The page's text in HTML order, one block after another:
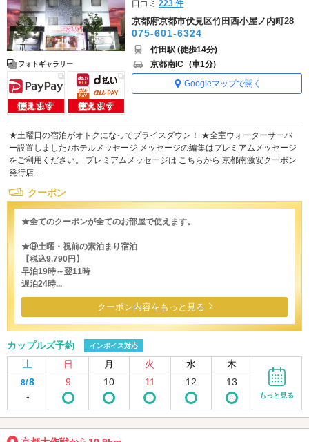
フォトギャラリー
口コミ223 件
京都府京都市伏見区竹田西小屋ノ内町28
075-601-6324
竹田駅 (徒歩14分)
京都南IC (車1分)
Googleマップで開く
★土曜日の宿泊がオトクになってプライスダウン！ ★全室ウォーターサーバ
ー設置しました♪ホテルメッセージ メッセージの編集はプレミアムメッセージ
をご利用ください。 プレミアムメッセージは こちらから 京都南激安クーポン
発行店...
クーポン
★全てのクーポンが全てのお部屋で使えます。
★⑨土曜・祝前の素泊まり宿泊
【税込9,790円】
早泊19時～翌11時
遅泊24時...
クーポン内容をもっと見る
カップルズ予約 インボイス対応
土 日 月 火 水 木
8/8
-
9 10 11 12 13
もっと見る